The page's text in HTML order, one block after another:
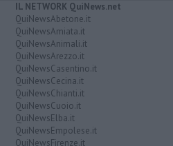
IL NETWORK QuiNews.net
QuiNewsAbetone.it
QuiNewsAmiata.it
QuiNewsAnimali.it
QuiNewsArezzo.it
QuiNewsCasentino.it
QuiNewsCecina.it
QuiNewsChianti.it
QuiNewsCuoio.it
QuiNewsElba.it
QuiNewsEmpolese.it
QuiNewsFirenze.it